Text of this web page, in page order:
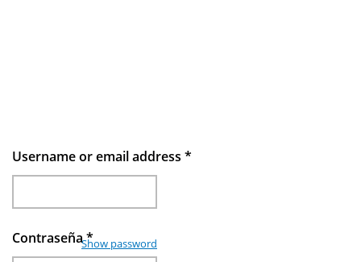
Username or email address *
Contraseña*
Show password